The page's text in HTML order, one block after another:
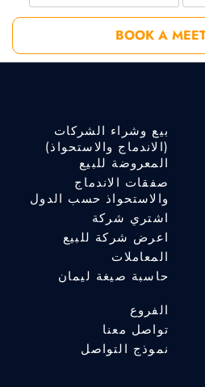
بيع وشراء الشركات
(الاندماج والاستحواذ)
المعروضة للبيع
صفقات الاندماج
والاستحواذ حسب الدول
اشتري شركة
اعرض شركة للبيع
المعاملات
حاسبة صيغة ليمان
الفروع
تواصل معنا
نموذج التواصل